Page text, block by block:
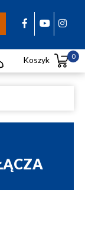
Koszyk 0